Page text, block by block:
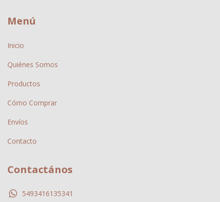
Menú
Inicio
Quiénes Somos
Productos
Cómo Comprar
Envíos
Contacto
Contactános
5493416135341